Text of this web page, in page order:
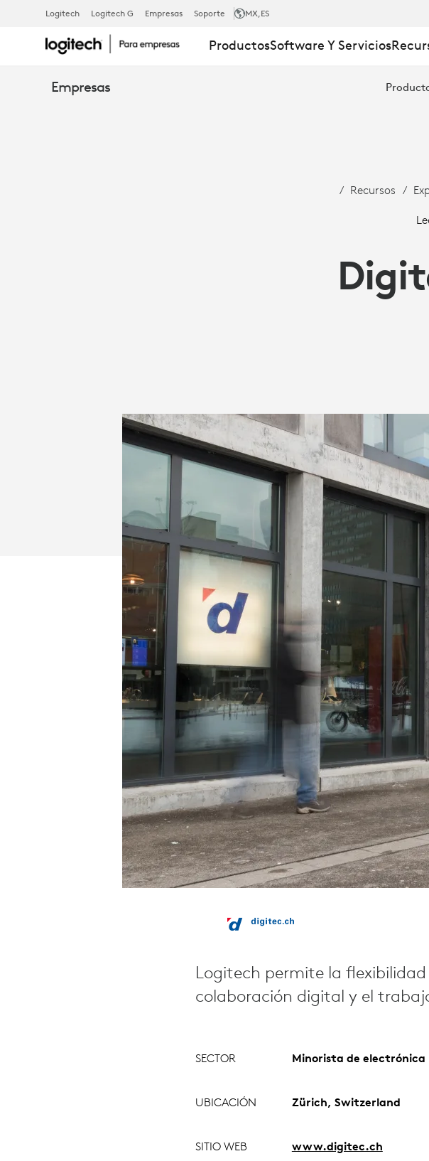
LOGITECH
MEJORA
DIGITEC
GALAXUS
Logitech Logitech G Empresas Soporte MX,ES
ProductosSoftware Y Servicios
Empresas
Recursos
Logitech permite la
colaboración digital y el
SECTOR Minorista de electrónica
UBICACIÓN Zürich, Switzerland
SITIO WEB www.digitec.ch